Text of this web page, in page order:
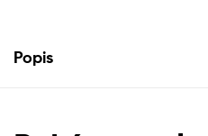
Popis